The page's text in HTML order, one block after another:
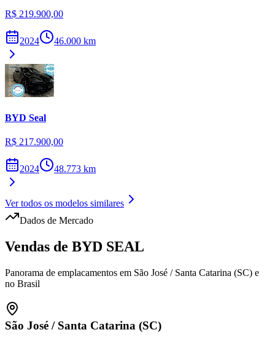
R$ 219.900,00
2024 46.000 km
BYD Seal
R$ 217.900,00
2024 48.773 km
Ver todos os modelos similares
Dados de Mercado
Vendas de BYD SEAL
Panorama de emplacamentos em São José / Santa Catarina (SC) e
no Brasil
São José / Santa Catarina (SC)